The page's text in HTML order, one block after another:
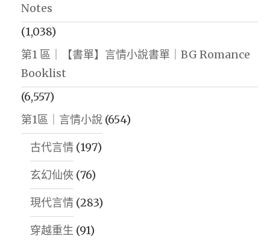
Notes
(1,038)
第1 區｜【書單】言情小說書單｜BG Romance
Booklist
(6,557)
第1區｜言情小說 (654)
古代言情 (197)
玄幻仙俠 (76)
現代言情 (283)
穿越重生 (91)